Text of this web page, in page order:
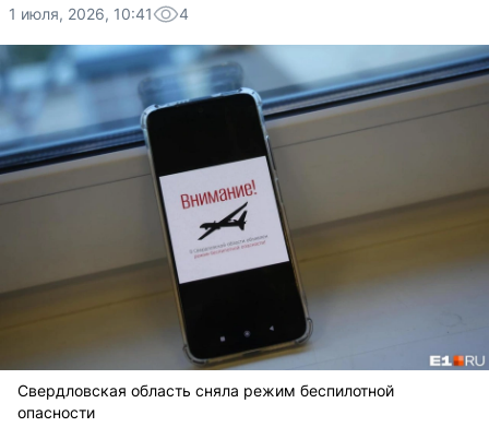
1 июля, 2026, 10:41 4
Свердловская область сняла режим беспилотной
опасности